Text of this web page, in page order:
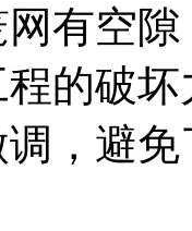
有空
的破
，避